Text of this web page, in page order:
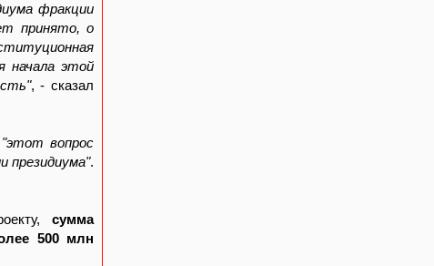
фракции
принято, о
начала этой
, - сказал
"этот вопрос
президиума".
сумма
500 млн